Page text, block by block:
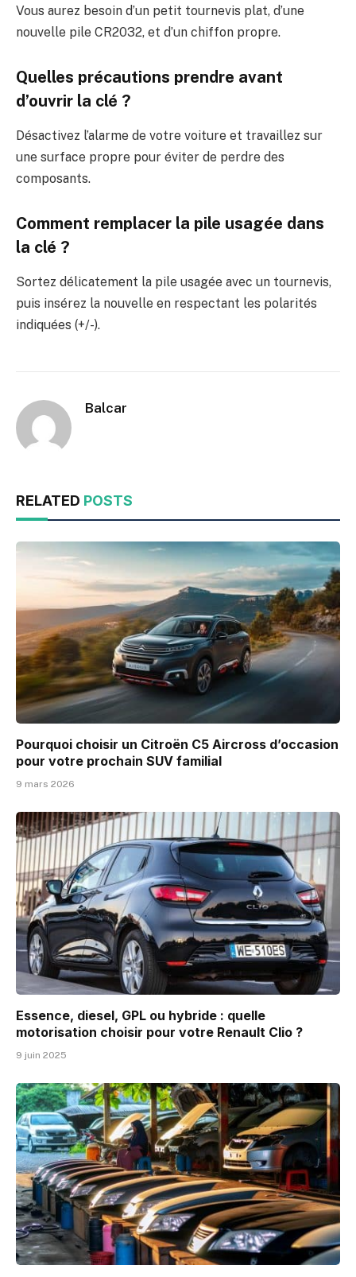
Vous aurez besoin d’un petit tournevis plat, d’une
nouvelle pile CR2032, et d’un chiffon propre.
Quelles précautions prendre avant
d’ouvrir la clé ?
Désactivez l’alarme de votre voiture et travaillez sur
une surface propre pour éviter de perdre des
composants.
Comment remplacer la pile usagée dans
la clé ?
Sortez délicatement la pile usagée avec un tournevis,
puis insérez la nouvelle en respectant les polarités
indiquées (+/-).
Balcar
RELATED POSTS
Pourquoi choisir un Citroën C5 Aircross d’occasion
pour votre prochain SUV familial
9 mars 2026
Essence, diesel, GPL ou hybride : quelle
motorisation choisir pour votre Renault Clio ?
9 juin 2025